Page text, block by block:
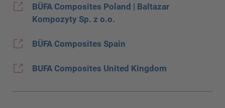
BÜFA Composites Poland | Baltazar
Kompozyty Sp. z o.o.
BÜFA Composites Spain
BUFA Composites United Kingdom